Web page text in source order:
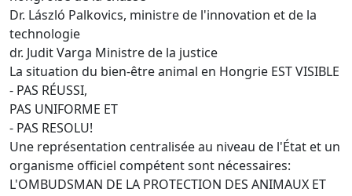
Dr. László Palkovics, ministre de l'innovation et de la
technologie
dr. Judit Varga Ministre de la justice
La situation du bien-être animal en Hongrie EST VISIBLE
- PAS RÉUSSI,
PAS UNIFORME ET
- PAS RESOLU!
Une représentation centralisée au niveau de l'État et un
organisme officiel compétent sont nécessaires:
L'OMBUDSMAN DE LA PROTECTION DES ANIMAUX ET